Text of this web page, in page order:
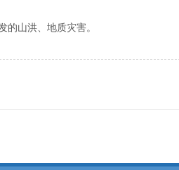
山洪、地质灾害。